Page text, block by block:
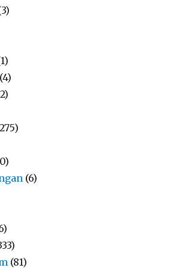
(4)
(6)
(81)